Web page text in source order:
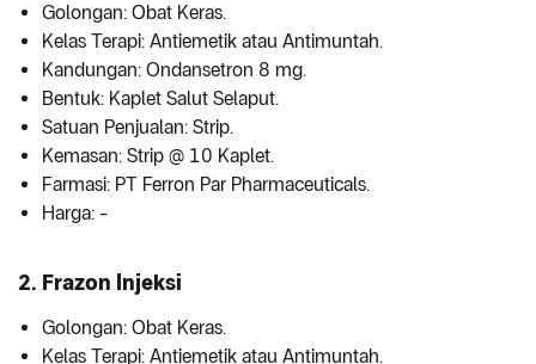
Golongan: Obat Keras.
Kelas Terapi: Antiemetik atau Antimuntah.
Kandungan: Ondansetron 8 mg.
Bentuk: Kaplet Salut Selaput.
Satuan Penjualan: Strip.
Kemasan: Strip @ 10 Kaplet.
Farmasi: PT Ferron Par Pharmaceuticals.
Harga: -
2. Frazon Injeksi
Golongan: Obat Keras.
Kelas Terapi: Antiemetik atau Antimuntah.